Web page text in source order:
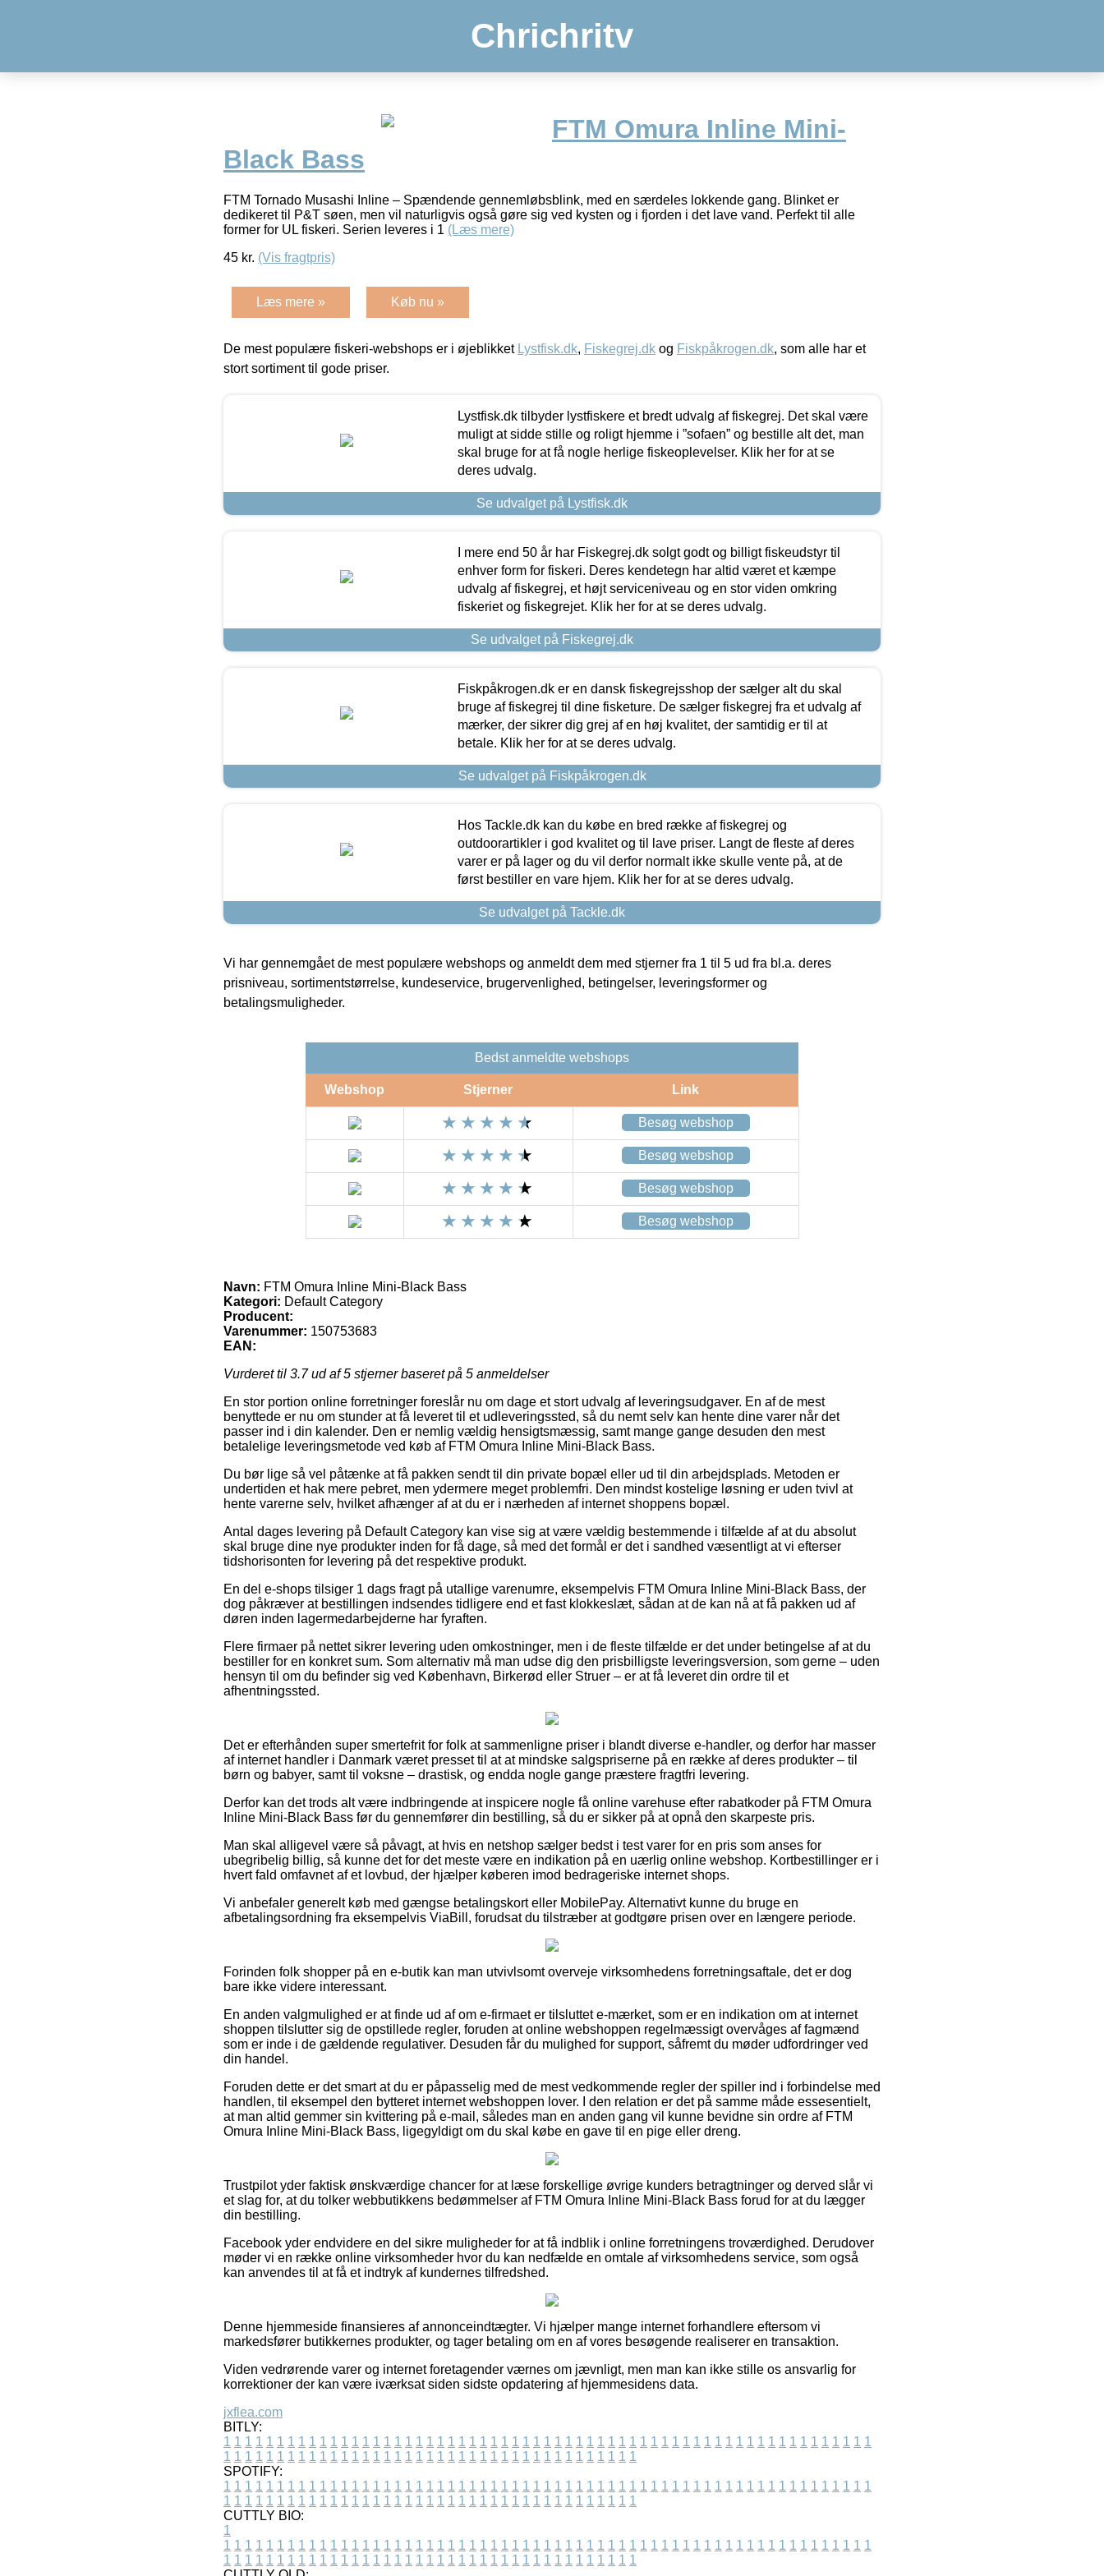
Chrichritv
FTM Omura Inline Mini-
Black Bass
FTM Tornado Musashi Inline – Spændende gennemløbsblink, med en særdeles lokkende gang. Blinket er
dedikeret til P&T søen, men vil naturligvis også gøre sig ved kysten og i fjorden i det lave vand. Perfekt til alle
former for UL fiskeri. Serien leveres i 1 (Læs mere)
45 kr. (Vis fragtpris)
Læs mere » Køb nu »
De mest populære fiskeri-webshops er i øjeblikket Lystfisk.dk, Fiskegrej.dk og Fiskpåkrogen.dk, som alle har et
stort sortiment til gode priser.
Lystfisk.dk tilbyder lystfiskere et bredt udvalg af fiskegrej. Det skal være
muligt at sidde stille og roligt hjemme i ”sofaen” og bestille alt det, man
skal bruge for at få nogle herlige fiskeoplevelser. Klik her for at se
deres udvalg.
Se udvalget på Lystfisk.dk
I mere end 50 år har Fiskegrej.dk solgt godt og billigt fiskeudstyr til
enhver form for fiskeri. Deres kendetegn har altid været et kæmpe
udvalg af fiskegrej, et højt serviceniveau og en stor viden omkring
fiskeriet og fiskegrejet. Klik her for at se deres udvalg.
Se udvalget på Fiskegrej.dk
Fiskpåkrogen.dk er en dansk fiskegrejsshop der sælger alt du skal
bruge af fiskegrej til dine fisketure. De sælger fiskegrej fra et udvalg af
mærker, der sikrer dig grej af en høj kvalitet, der samtidig er til at
betale. Klik her for at se deres udvalg.
Se udvalget på Fiskpåkrogen.dk
Hos Tackle.dk kan du købe en bred række af fiskegrej og
outdoorartikler i god kvalitet og til lave priser. Langt de fleste af deres
varer er på lager og du vil derfor normalt ikke skulle vente på, at de
først bestiller en vare hjem. Klik her for at se deres udvalg.
Se udvalget på Tackle.dk
Vi har gennemgået de mest populære webshops og anmeldt dem med stjerner fra 1 til 5 ud fra bl.a. deres
prisniveau, sortimentstørrelse, kundeservice, brugervenlighed, betingelser, leveringsformer og
betalingsmuligheder.
Bedst anmeldte webshops
Webshop Stjerner Link
Besøg webshop
Besøg webshop
Besøg webshop
Besøg webshop
Navn: FTM Omura Inline Mini-Black Bass
Kategori: Default Category
Producent:
Varenummer: 150753683
EAN:
Vurderet til 3.7ud af 5 stjerner baseret på 5 anmeldelser
En stor portion online forretninger foreslår nu om dage et stort udvalg af leveringsudgaver. En af de mest
benyttede er nu om stunder at få leveret til et udleveringssted, så du nemt selv kan hente dine varer når det
passer ind i din kalender. Den er nemlig vældig hensigtsmæssig, samt mange gange desuden den mest
betalelige leveringsmetode ved køb af FTM Omura Inline Mini-Black Bass.
Du bør lige så vel påtænke at få pakken sendt til din private bopæl eller ud til din arbejdsplads. Metoden er
undertiden et hak mere pebret, men ydermere meget problemfri. Den mindst kostelige løsning er uden tvivl at
hente varerne selv, hvilket afhænger af at du er i nærheden af internet shoppens bopæl.
Antal dages levering på Default Category kan vise sig at være vældig bestemmende i tilfælde af at du absolut
skal bruge dine nye produkter inden for få dage, så med det formål er det i sandhed væsentligt at vi efterser
tidshorisonten for levering på det respektive produkt.
En del e-shops tilsiger 1 dags fragt på utallige varenumre, eksempelvis FTM Omura Inline Mini-Black Bass, der
dog påkræver at bestillingen indsendes tidligere end et fast klokkeslæt, sådan at de kan nå at få pakken ud af
døren inden lagermedarbejderne har fyraften.
Flere firmaer på nettet sikrer levering uden omkostninger, men i de fleste tilfælde er det under betingelse af at du
bestiller for en konkret sum. Som alternativ må man udse dig den prisbilligste leveringsversion, som gerne – uden
hensyn til om du befinder sig ved København, Birkerød eller Struer – er at få leveret din ordre til et
afhentningssted.
Det er efterhånden super smertefrit for folk at sammenligne priser i blandt diverse e-handler, og derfor har masser
af internet handler i Danmark været presset til at at mindske salgspriserne på en række af deres produkter – til
børn og babyer, samt til voksne – drastisk, og endda nogle gange præstere fragtfri levering.
Derfor kan det trods alt være indbringende at inspicere nogle få online varehuse efter rabatkoder på FTM Omura
Inline Mini-Black Bass før du gennemfører din bestilling, så du er sikker på at opnå den skarpeste pris.
Man skal alligevel være så påvagt, at hvis en netshop sælger bedst i test varer for en pris som anses for
ubegribelig billig, så kunne det for det meste være en indikation på en uærlig online webshop. Kortbestillinger er i
hvert fald omfavnet af et lovbud, der hjælper køberen imod bedrageriske internet shops.
Vi anbefaler generelt køb med gængse betalingskort eller MobilePay. Alternativt kunne du bruge en
afbetalingsordning fra eksempelvis ViaBill, forudsat du tilstræber at godtgøre prisen over en længere periode.
Forinden folk shopper på en e-butik kan man utvivlsomt overveje virksomhedens forretningsaftale, det er dog
bare ikke videre interessant.
En anden valgmulighed er at finde ud af om e-firmaet er tilsluttet e-mærket, som er en indikation om at internet
shoppen tilslutter sig de opstillede regler, foruden at online webshoppen regelmæssigt overvåges af fagmænd
som er inde i de gældende regulativer. Desuden får du mulighed for support, såfremt du møder udfordringer ved
din handel.
Foruden dette er det smart at du er påpasselig med de mest vedkommende regler der spiller ind i forbindelse med
handlen, til eksempel den bytteret internet webshoppen lover. I den relation er det på samme måde essesentielt,
at man altid gemmer sin kvittering på e-mail, således man en anden gang vil kunne bevidne sin ordre af FTM
Omura Inline Mini-Black Bass, ligegyldigt om du skal købe en gave til en pige eller dreng.
Trustpilot yder faktisk ønskværdige chancer for at læse forskellige øvrige kunders betragtninger og derved slår vi
et slag for, at du tolker webbutikkens bedømmelser af FTM Omura Inline Mini-Black Bass forud for at du lægger
din bestilling.
Facebook yder endvidere en del sikre muligheder for at få indblik i online forretningens troværdighed. Derudover
møder vi en række online virksomheder hvor du kan nedfælde en omtale af virksomhedens service, som også
kan anvendes til at få et indtryk af kundernes tilfredshed.
Denne hjemmeside finansieres af annonceindtægter. Vi hjælper mange internet forhandlere eftersom vi
markedsfører butikkernes produkter, og tager betaling om en af vores besøgende realiserer en transaktion.
Viden vedrørende varer og internet foretagender værnes om jævnligt, men man kan ikke stille os ansvarlig for
korrektioner der kan være iværksat siden sidste opdatering af hjemmesidens data.
jxflea.com
BITLY:
1 1 1 1 1 1 1 1 1 1 1 1 1 1 1 1 1 1 1 1 1 1 1 1 1 1 1 1 1 1 1 1 1 1 1 1 1 1 1 1 1 1 1 1 1 1 1 1 1 1 1 1 1 1 1 1 1 1 1 1 1
1 1 1 1 1 1 1 1 1 1 1 1 1 1 1 1 1 1 1 1 1 1 1 1 1 1 1 1 1 1 1 1 1 1 1 1 1 1 1
SPOTIFY:
1 1 1 1 1 1 1 1 1 1 1 1 1 1 1 1 1 1 1 1 1 1 1 1 1 1 1 1 1 1 1 1 1 1 1 1 1 1 1 1 1 1 1 1 1 1 1 1 1 1 1 1 1 1 1 1 1 1 1 1 1
1 1 1 1 1 1 1 1 1 1 1 1 1 1 1 1 1 1 1 1 1 1 1 1 1 1 1 1 1 1 1 1 1 1 1 1 1 1 1
CUTTLY BIO:
1
1 1 1 1 1 1 1 1 1 1 1 1 1 1 1 1 1 1 1 1 1 1 1 1 1 1 1 1 1 1 1 1 1 1 1 1 1 1 1 1 1 1 1 1 1 1 1 1 1 1 1 1 1 1 1 1 1 1 1 1 1
1 1 1 1 1 1 1 1 1 1 1 1 1 1 1 1 1 1 1 1 1 1 1 1 1 1 1 1 1 1 1 1 1 1 1 1 1 1 1